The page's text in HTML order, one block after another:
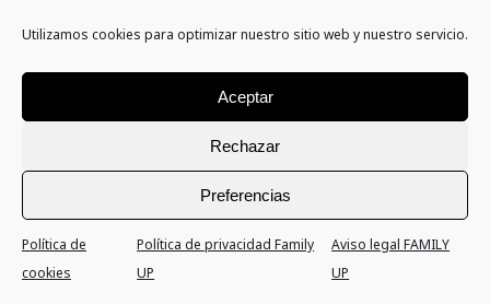
Utilizamos cookies para optimizar nuestro sitio web y nuestro servicio.
Aceptar
Rechazar
Preferencias
Política de
cookies
Política de privacidad Family
UP
Aviso legal FAMILY
UP
Colabora
Asóciate
Hazte voluntario
Haz un donativo